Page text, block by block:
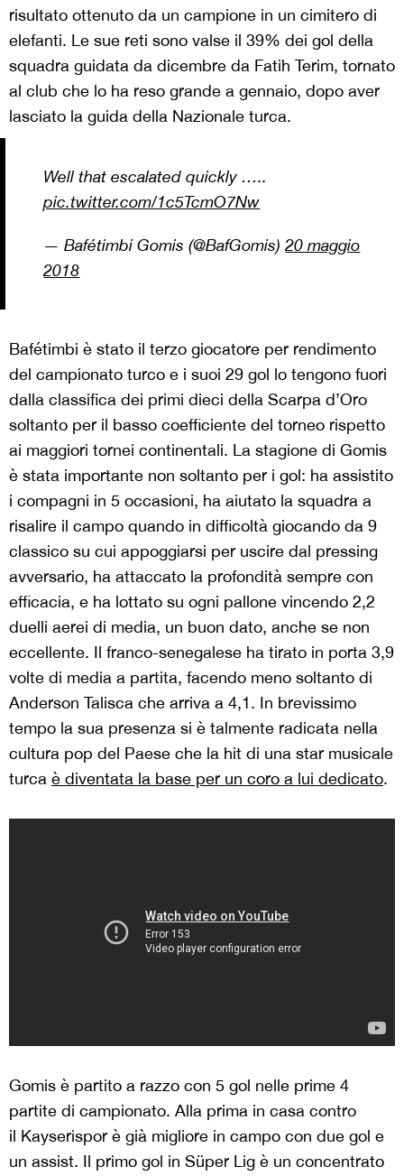
risultato ottenuto da un campione in un cimitero di
elefanti. Le sue reti sono valse il 39% dei gol della
squadra guidata da dicembre da Fatih Terim, tornato
al club che lo ha reso grande a gennaio, dopo aver
lasciato la guida della Nazionale turca.
Well that escalated quickly …..
pic.twitter.com/1c5TcmO7Nw
— Bafétimbi Gomis (@BafGomis)20 maggio
2018
Bafétimbi è stato il terzo giocatore per rendimento
del campionato turco e i suoi 29 gol lo tengono fuori
dalla classifica dei primi dieci della Scarpa d’Oro
soltanto per il basso coefficiente del torneo rispetto
ai maggiori tornei continentali. La stagione di Gomis
è stata importante non soltanto per i gol: ha assistito
i compagni in 5 occasioni, ha aiutato la squadra a
risalire il campo quando in difficoltà giocando da 9
classico su cui appoggiarsi per uscire dal pressing
avversario, ha attaccato la profondità sempre con
efficacia, e ha lottato su ogni pallone vincendo 2,2
duelli aerei di media, un buon dato, anche se non
eccellente. Il franco-senegalese ha tirato in porta 3,9
volte di media a partita, facendo meno soltanto di
Anderson Talisca che arriva a 4,1. In brevissimo
tempo la sua presenza si è talmente radicata nella
cultura pop del Paese che la hit di una star musicale
turca è diventata la base per un coro a lui dedicato.
Gomis è partito a razzo con 5 gol nelle prime 4
partite di campionato. Alla prima in casa contro
il Kayserispor è già migliore in campo con due gol e
un assist. Il primo gol in Süper Lig è un concentrato